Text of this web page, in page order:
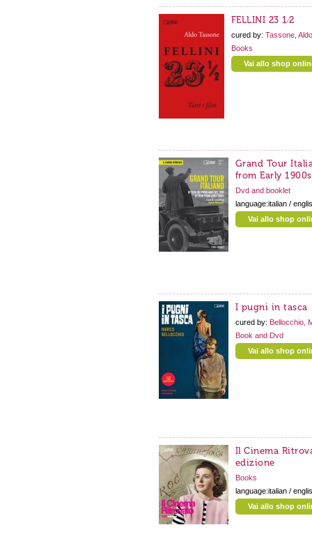
FELLINI 23 1⁄2
cured by: Tassone, Aldo
Books
Vai allo shop
Grand Tour
from Early 1900s
Dvd and booklet
language:italian /
Vai allo shop
I pugni in tasca
cured by: Bellocchio,
Book and Dvd
Vai allo shop
Il Cinema
edizione
Books
language:italian /
Vai allo shop